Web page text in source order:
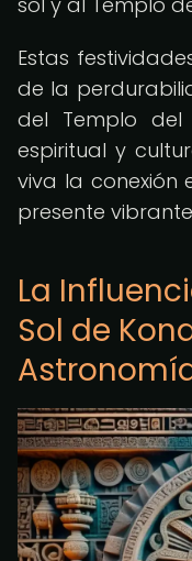
Estas
de la
del Templo
espiritual y
viva la conexión
presente
La
Sol de